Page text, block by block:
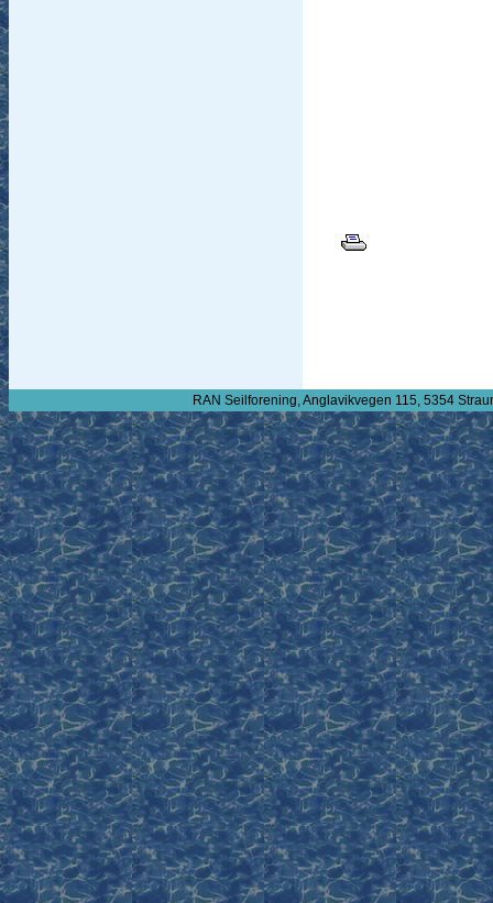
RAN Seilforening, Anglavikvegen 115, 5354